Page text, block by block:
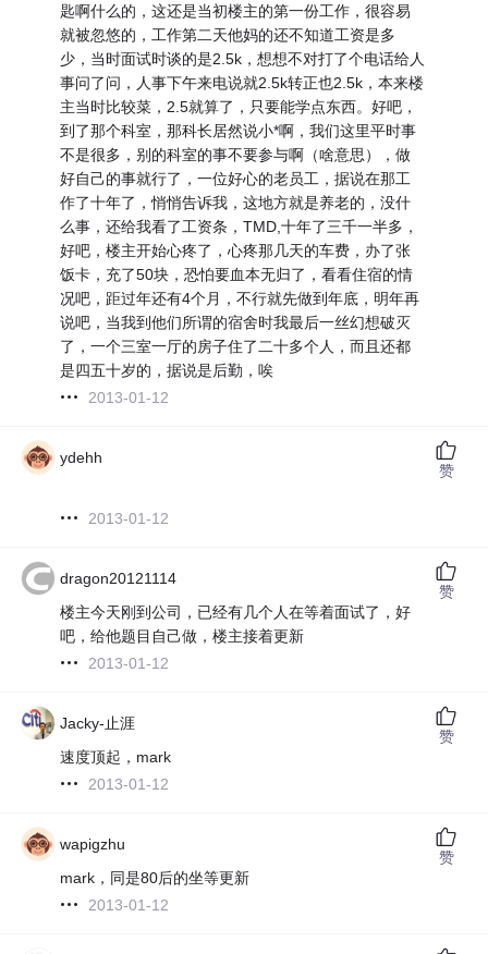
匙啊什么的，这还是当初楼主的第一份工作，很容易
就被忽悠的，工作第二天他妈的还不知道工资是多
少，当时面试时谈的是2.5k，想想不对打了个电话给人
事问了问，人事下午来电说就2.5k转正也2.5k，本来楼
主当时比较菜，2.5就算了，只要能学点东西。好吧，
到了那个科室，那科长居然说小*啊，我们这里平时事
不是很多，别的科室的事不要参与啊（啥意思），做
好自己的事就行了，一位好心的老员工，据说在那工
作了十年了，悄悄告诉我，这地方就是养老的，没什
么事，还给我看了工资条，TMD,十年了三千一半多，
好吧，楼主开始心疼了，心疼那几天的车费，办了张
饭卡，充了50块，恐怕要血本无归了，看看住宿的情
况吧，距过年还有4个月，不行就先做到年底，明年再
说吧，当我到他们所谓的宿舍时我最后一丝幻想破灭
了，一个三室一厅的房子住了二十多个人，而且还都
是四五十岁的，据说是后勤，唉
2013-01-12
ydehh
2013-01-12
赞
dragon20121114
楼主今天刚到公司，已经有几个人在等着面试了，好
吧，给他题目自己做，楼主接着更新
2013-01-12
赞
Jacky-止涯
速度顶起，mark
2013-01-12
赞
wapigzhu
mark，同是80后的坐等更新
2013-01-12
赞